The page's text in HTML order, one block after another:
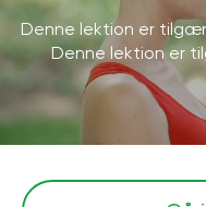
Denne lektion er
Denne lektion er